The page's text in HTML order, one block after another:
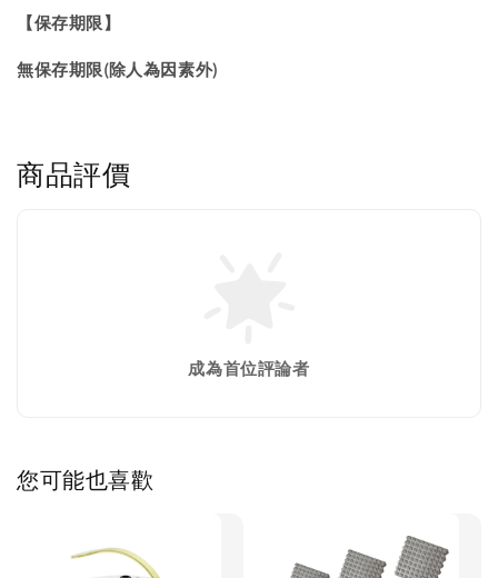
【保存期限】
無保存期限(除人為因素外)
商品評價
成為首位評論者
您可能也喜歡